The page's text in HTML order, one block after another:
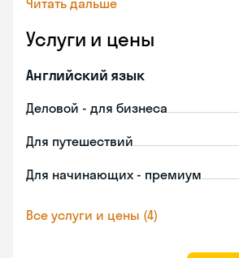
Читать дальше
Услуги и цены
Английский язык
Деловой - для бизнеса
Для путешествий
Для начинающих - премиум
Все услуги и цены (4)